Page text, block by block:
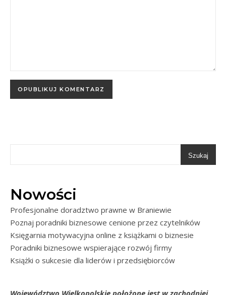
Szukaj
Nowości
Profesjonalne doradztwo prawne w Braniewie
Poznaj poradniki biznesowe cenione przez czytelników
Księgarnia motywacyjna online z książkami o biznesie
Poradniki biznesowe wspierające rozwój firmy
Książki o sukcesie dla liderów i przedsiębiorców
Województwo Wielkopolskie położone jest w zachodniej